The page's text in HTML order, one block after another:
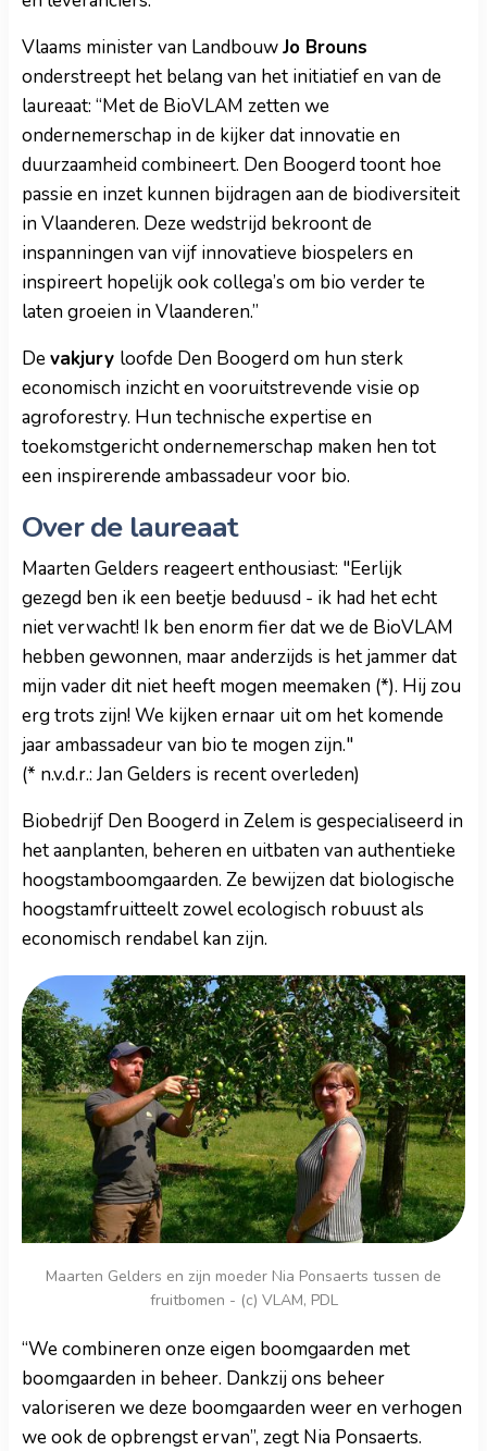
Vlaams minister van LandbouwJo Brouns
onderstreept het belang van het initiatief en van de
laureaat: “Met de BioVLAM zetten we
ondernemerschap in de kijker dat innovatie en
duurzaamheid combineert. Den Boogerd toont hoe
passie en inzet kunnen bijdragen aan de biodiversiteit
in Vlaanderen. Deze wedstrijd bekroont de
inspanningen van vijf innovatieve biospelers en
inspireert hopelijk ook collega’s om bio verder te
laten groeien in Vlaanderen.”
Devakjury loofde Den Boogerd om hun sterk
economisch inzicht en vooruitstrevende visie op
agroforestry. Hun technische expertise en
toekomstgericht ondernemerschap maken hen tot
een inspirerende ambassadeur voor bio.
Over de laureaat
Maarten Gelders reageert enthousiast: "Eerlijk
gezegd ben ik een beetje beduusd - ik had het echt
niet verwacht! Ik ben enorm fier dat we de BioVLAM
hebben gewonnen, maar anderzijds is het jammer dat
mijn vader dit niet heeft mogen meemaken (*). Hij zou
erg trots zijn! We kijken ernaar uit om het komende
jaar ambassadeur van bio te mogen zijn."
(* n.v.d.r.: JanGelders is recent overleden)
Biobedrijf Den Boogerd in Zelem is gespecialiseerd in
het aanplanten, beheren en uitbaten van authentieke
hoogstamboomgaarden. Ze bewijzen dat biologische
hoogstamfruitteelt zowel ecologisch robuust als
economisch rendabel kan zijn.
Maarten Gelders en zijn moeder Nia Ponsaerts tussen de
fruitbomen - (c) VLAM, PDL
“We combineren onze eigen boomgaarden met
boomgaarden in beheer. Dankzij ons beheer
valoriseren we deze boomgaarden weer en verhogen
we ook de opbrengst ervan”, zegt Nia Ponsaerts.